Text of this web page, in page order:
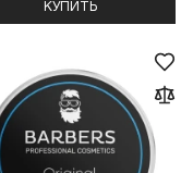
КУПИТЬ